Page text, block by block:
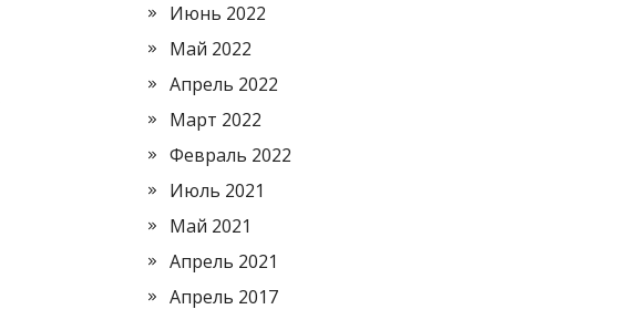
Июнь 2022
Май 2022
Апрель 2022
Март 2022
Февраль 2022
Июль 2021
Май 2021
Апрель 2021
Апрель 2017